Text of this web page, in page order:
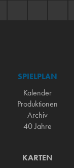
SPIELPLAN
Kalender
Produktionen
Archiv
40 Jahre
KARTEN